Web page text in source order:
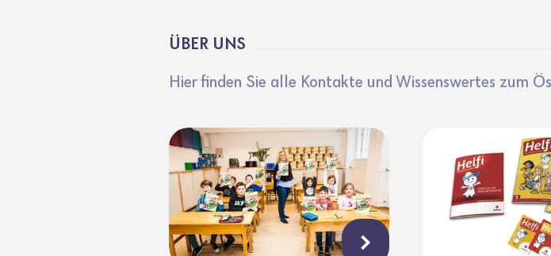
ÜBER UNS
Hier finden Sie alle Kontakte und Wissens­wertes zum